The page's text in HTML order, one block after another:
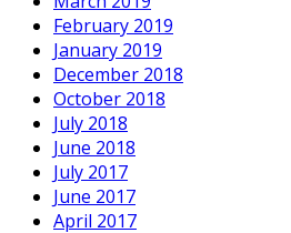
February 2019
January 2019
December 2018
October 2018
July 2018
June 2018
July 2017
June 2017
April 2017